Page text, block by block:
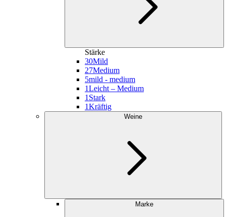
Stärke
30Mild
27Medium
5mild - medium
1Leicht – Medium
1 Stark
1Kräftig
Weine
Marke